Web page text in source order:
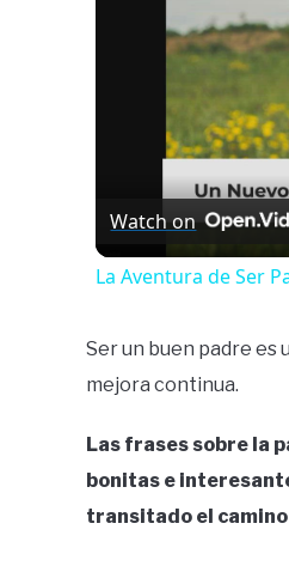
Watch on
La Aventura de Ser
Ser un buen padre es
mejora continua.
Las frases sobre la
bonitas e
transitado el